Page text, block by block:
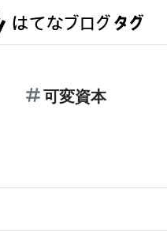
可変資本